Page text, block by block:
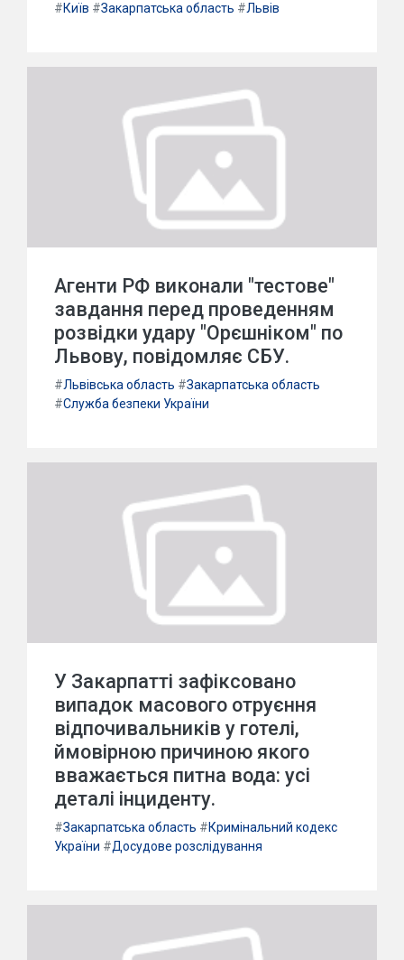
#Київ #Закарпатська область #Львів
Агенти РФ виконали "тестове"
завдання перед проведенням
розвідки удару "Орєшніком" по
Львову, повідомляє СБУ.
#Львівська область #Закарпатська область
#Служба безпеки України
У Закарпатті зафіксовано
випадок масового отруєння
відпочивальників у готелі,
ймовірною причиною якого
вважається питна вода: усі
деталі інциденту.
#Закарпатська область #Кримінальний кодекс
України #Досудове розслідування